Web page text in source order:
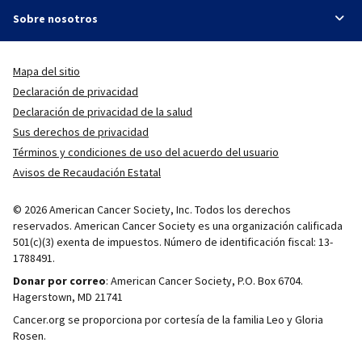
Sobre nosotros
Mapa del sitio
Declaración de privacidad
Declaración de privacidad de la salud
Sus derechos de privacidad
Términos y condiciones de uso del acuerdo del usuario
Avisos de Recaudación Estatal
© 2026 American Cancer Society, Inc. Todos los derechos
reservados. American Cancer Society es una organización calificada
501(c)(3) exenta de impuestos. Número de identificación fiscal: 13-
1788491.
Donar por correo: American Cancer Society, P.O. Box 6704.
Hagerstown, MD 21741
Cancer.org se proporciona por cortesía de la familia Leo y Gloria
Rosen.